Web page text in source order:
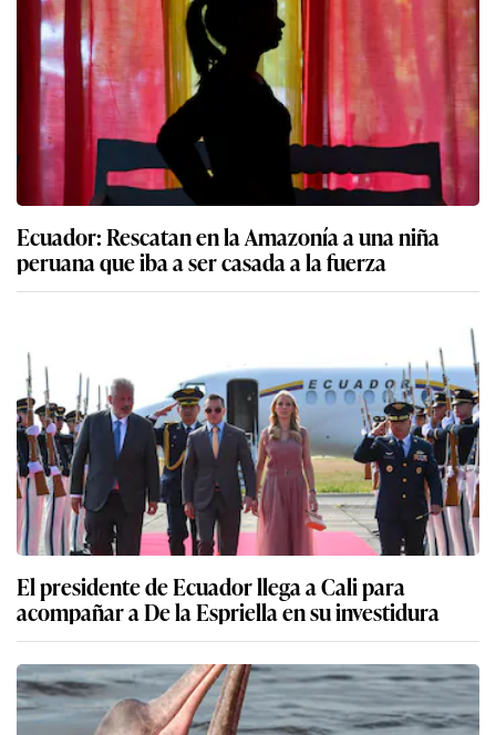
Ecuador: Rescatan en la Amazonía a una niña
peruana que iba a ser casada a la fuerza
El presidente de Ecuador llega a Cali para
acompañar a De la Espriella en su investidura